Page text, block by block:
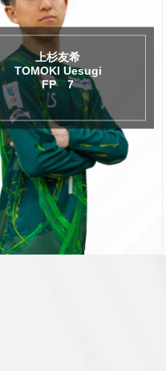
松友 亮輝
KATSUKI Matsutomo
FP 8